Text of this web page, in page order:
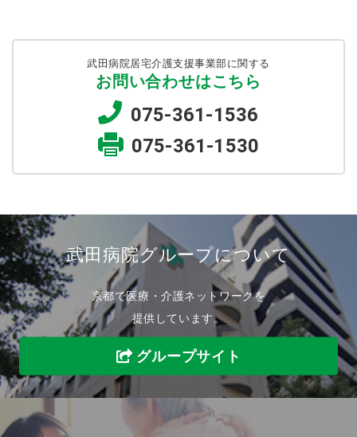
武田病院居宅介護支援事業部に関する
お問い合わせはこちら
075-361-1536
075-361-1530
武田病院グループについて
京都で医療・介護ネットワークを
提供しています。
グループサイト